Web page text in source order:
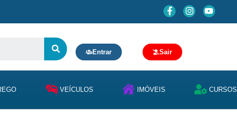
Entrar Sair
VEÍCULOS IMÓVEIS CURSOS